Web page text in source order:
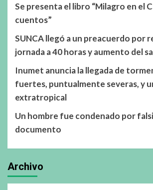
Se presenta el libro “Milagro en el
cuentos”
SUNCA llegó a un preacuerdo por
jornada a 40 horas y aumento del
Inumet anuncia la llegada de
fuertes, puntualmente severas, y
extratropical
Un hombre fue condenado por
documento
Archivo